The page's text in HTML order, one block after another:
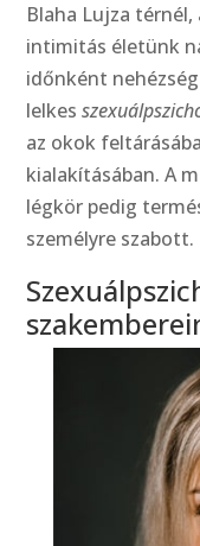
Blaha Lujza térnél,
intimitás életünk
időnként
lelkes
az okok
kialakításában. A
légkör pedig
személyre